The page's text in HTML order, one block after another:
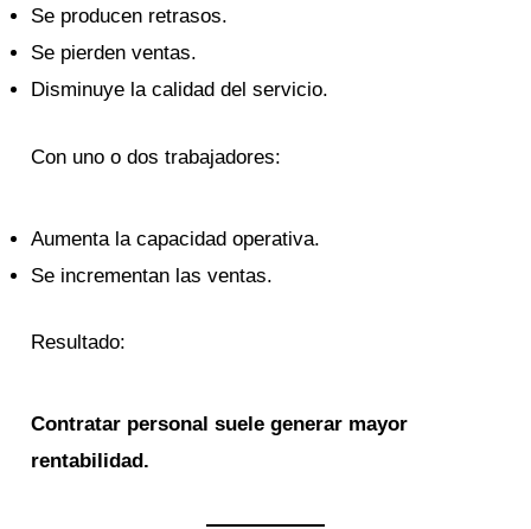
Se producen retrasos.
Se pierden ventas.
Disminuye la calidad del servicio.
Con uno o dos trabajadores:
Aumenta la capacidad operativa.
Se incrementan las ventas.
Resultado:
Contratar personal suele generar mayor
rentabilidad.